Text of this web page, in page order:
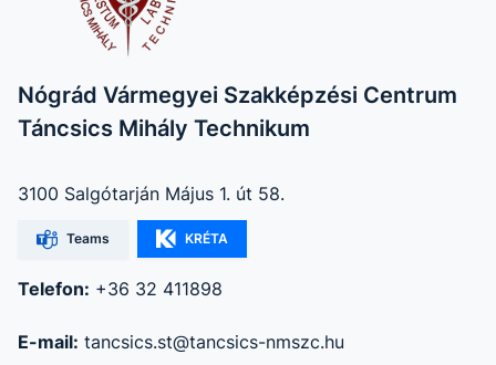
Nógrád Vármegyei Szakképzési Centrum
Táncsics Mihály Technikum
3100 Salgótarján Május 1. út 58.
Teams KRÉTA
Telefon: +36 32 411898
E-mail: tancsics.st@tancsics-nmszc.hu